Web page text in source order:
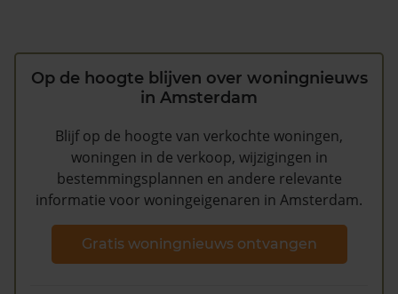
Op de hoogte blijven over woningnieuws
in Amsterdam
Blijf op de hoogte van verkochte woningen,
woningen in de verkoop, wijzigingen in
bestemmingsplannen en andere relevante
informatie voor woningeigenaren in Amsterdam.
Gratis woningnieuws ontvangen